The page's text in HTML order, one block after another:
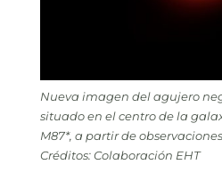
Nueva imagen del agujero
situado en el centro de la
M87*, a partir de
Créditos: Colaboración EHT